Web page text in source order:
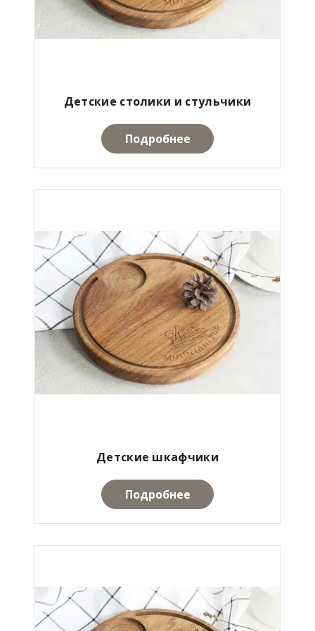
Детские столики и стульчики
Подробнее
Детские шкафчики
Подробнее